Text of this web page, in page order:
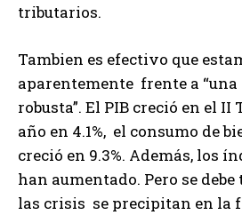
tributarios.
Tambien es efectivo que
aparentemente frente a “una
robusta”. El PIB creció en el II
año en 4.1%, el consumo de
creció en 9.3%. Además, los
han aumentado. Pero se
las crisis se precipitan en la